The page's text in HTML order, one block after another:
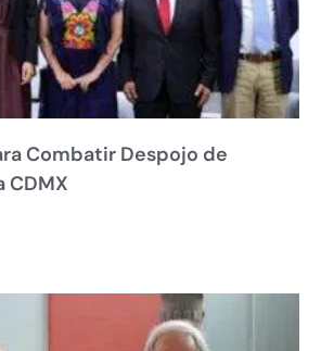
Combatir Despojo de
CDMX